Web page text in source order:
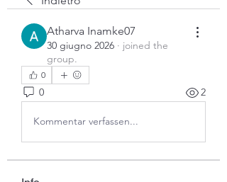
Atharva Inamke07
30 giugno 2026 · joined the
group.
0
0 2
Kommentar verfassen...